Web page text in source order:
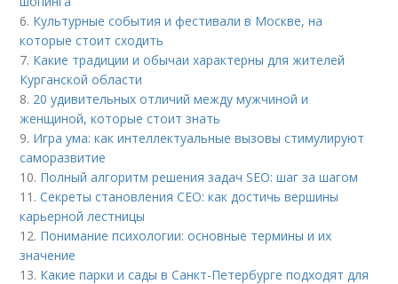
6. Культурные события и фестивали в Москве, на
которые стоит сходить
7. Какие традиции и обычаи характерны для жителей
Курганской области
8. 20 удивительных отличий между мужчиной и
женщиной, которые стоит знать
9. Игра ума: как интеллектуальные вызовы стимулируют
саморазвитие
10. Полный алгоритм решения задач SEO: шаг за шагом
11.Секреты становления CEO: как достичь вершины
карьерной лестницы
12. Понимание психологии: основные термины и их
значение
13. Какие парки и сады в Санкт-Петербурге подходят для